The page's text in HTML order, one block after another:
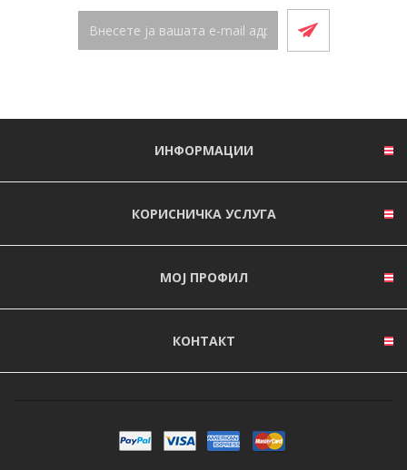
ИНФОРМАЦИИ
КОРИСНИЧКА УСЛУГА
МОЈ ПРОФИЛ
КОНТАКТ